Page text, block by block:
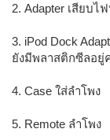
2. Adapter เสียบไ
3. iPod Dock
ยังมีพลาสติกซีลอยู่
4. Case ใส่ลำโพง
5. Remote ลำโพง